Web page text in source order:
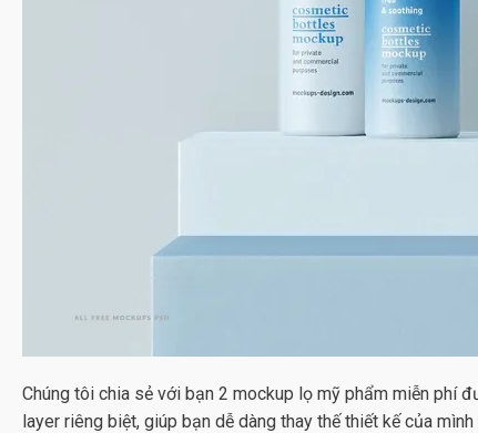
Chúng tôi chia sẻ với bạn 2 mockup lọ mỹ phẩm miễn phí
layer riêng biệt, giúp bạn dễ dàng thay thế thiết kế của